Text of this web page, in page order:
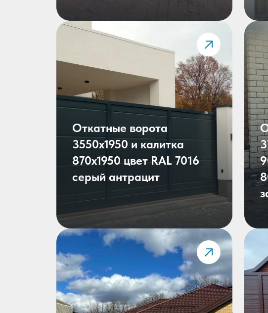
Откатные ворота
3550х1950 и калитка
870х1950 цвет RAL 7016
серый антрацит